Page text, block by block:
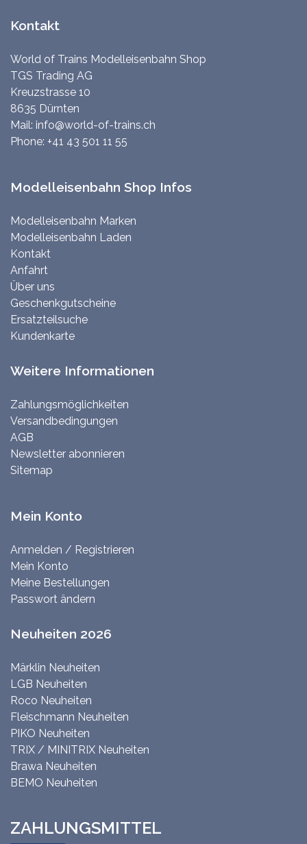
Kontakt
World of Trains Modelleisenbahn Shop
TGS Trading AG
Kreuzstrasse 10
8635 Dürnten
Mail: info@world-of-trains.ch
Phone: +41 43 501 11 55
Modelleisenbahn Shop Infos
Modelleisenbahn Marken
Modelleisenbahn Laden
Kontakt
Anfahrt
Über uns
Geschenkgutscheine
Ersatzteilsuche
Kundenkarte
Weitere Informationen
Zahlungsmöglichkeiten
Versandbedingungen
AGB
Newsletter abonnieren
Sitemap
Mein Konto
Anmelden / Registrieren
Mein Konto
Meine Bestellungen
Passwort ändern
Neuheiten 2026
Märklin Neuheiten
LGB Neuheiten
Roco Neuheiten
Fleischmann Neuheiten
PIKO Neuheiten
TRIX / MINITRIX Neuheiten
Brawa Neuheiten
BEMO Neuheiten
ZAHLUNGSMITTEL